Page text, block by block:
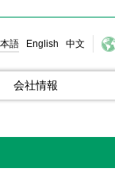
語 English 中文
会社情報